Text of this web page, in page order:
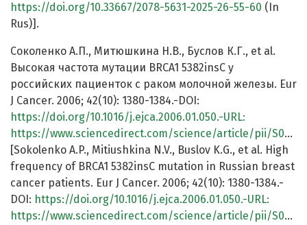
https://doi.org/10.33667/2078-5631-2025-26-55-60 (In
Rus)].
Соколенко А.П., Митюшкина Н.В., Буслов К.Г., et al.
Высокая частота мутации BRCA1 5382insC у
российских пациенток с раком молочной железы. Eur
J Cancer. 2006; 42(10): 1380-1384.-DOI:
https://doi.org/10.1016/j.ejca.2006.01.050.-URL:
https://www.sciencedirect.com/science/article/pii/S0959804906003245
[Sokolenko A.P., Mitiushkina N.V., Buslov K.G., et al. High
frequency of BRCA1 5382insC mutation in Russian breast
cancer patients. Eur J Cancer. 2006; 42(10): 1380-1384.-
DOI: https://doi.org/10.1016/j.ejca.2006.01.050.-URL:
https://www.sciencedirect.com/science/article/pii/S0959804906003245